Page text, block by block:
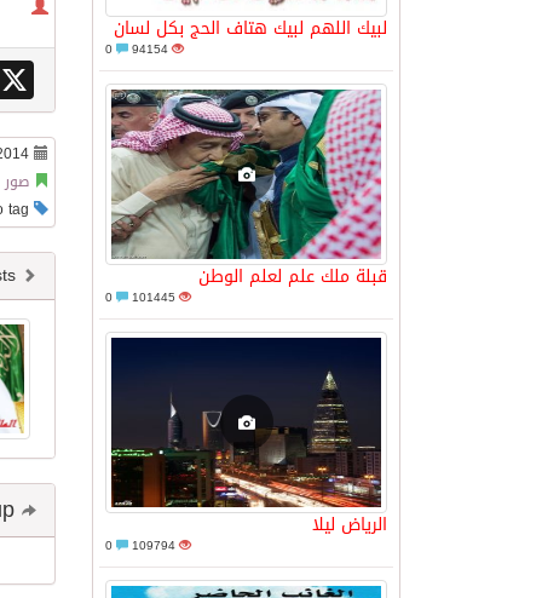
لبيك اللهم لبيك هتاف الحج بكل لسان
94154
قبلة ملك علم لعلم الوطن
101445
الرياض ليلا
109794
X
صور